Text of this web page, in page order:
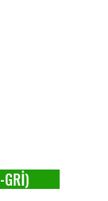
GRİ)